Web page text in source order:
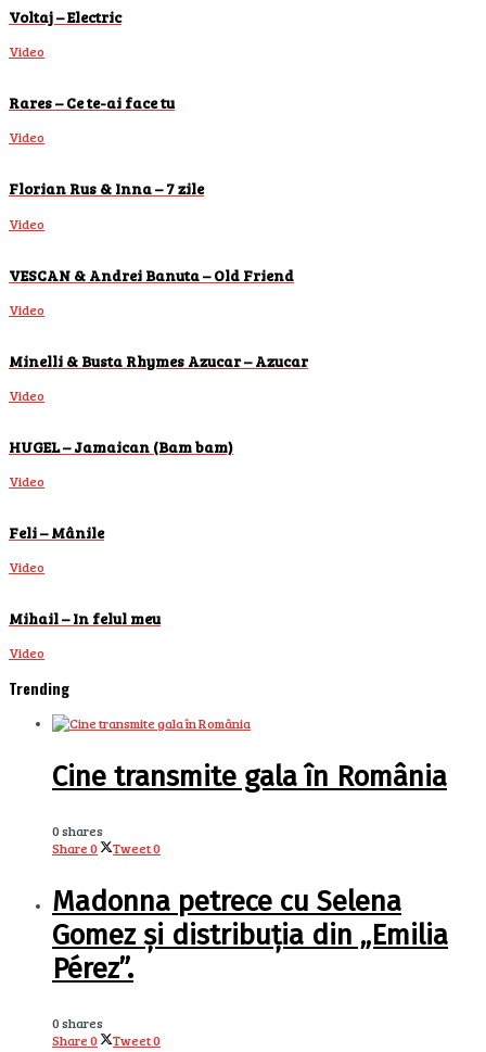
Voltaj – Electric
Video
Rares – Ce te-ai face tu
Video
Florian Rus & Inna – 7 zile
Video
VESCAN & Andrei Banuta – Old Friend
Video
Minelli & Busta Rhymes Azucar – Azucar
Video
HUGEL – Jamaican (Bam bam)
Video
Feli – Mânile
Video
Mihail – In felul meu
Video
Trending
Cine transmite gala în România
0 shares
Share0 Tweet0
Madonna petrece cu Selena
Gomez și distribuția din „Emilia
Pérez”.
0 shares
Share0 Tweet0